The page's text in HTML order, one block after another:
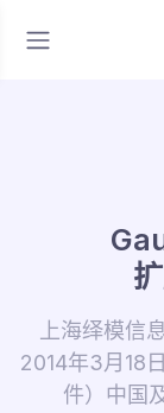
上海绎模信
2014年3月18
件）中国